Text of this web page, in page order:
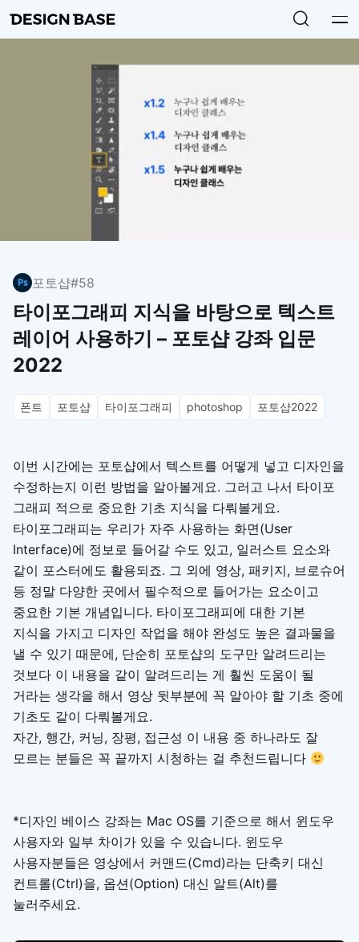
포토샵#58
타이포그래피 지식을 바탕으로 텍스트
레이어 사용하기 – 포토샵 강좌 입문
2022
폰트 포토샵 타이포그래피 photoshop 포토샵2022
이번 시간에는 포토샵에서 텍스트를 어떻게 넣고 디자인을
수정하는지 이런 방법을 알아볼게요. 그러고 나서 타이포
그래피 적으로 중요한 기초 지식을 다뤄볼게요.
타이포그래피는 우리가 자주 사용하는 화면(User
Interface)에 정보로 들어갈 수도 있고, 일러스트 요소와
같이 포스터에도 활용되죠. 그 외에 영상, 패키지, 브로슈어
등 정말 다양한 곳에서 필수적으로 들어가는 요소이고
중요한 기본 개념입니다. 타이포그래피에 대한 기본
지식을 가지고 디자인 작업을 해야 완성도 높은 결과물을
낼 수 있기 때문에, 단순히 포토샵의 도구만 알려드리는
것보다 이 내용을 같이 알려드리는 게 훨씬 도움이 될
거라는 생각을 해서 영상 뒷부분에 꼭 알아야 할 기초 중에
기초도 같이 다뤄볼게요.
자간, 행간, 커닝, 장평, 접근성 이 내용 중 하나라도 잘
모르는 분들은 꼭 끝까지 시청하는 걸 추천드립니다
*디자인 베이스 강좌는 Mac OS를 기준으로 해서 윈도우
사용자와 일부 차이가 있을 수 있습니다. 윈도우
사용자분들은 영상에서 커맨드(Cmd)라는 단축키 대신
컨트롤(Ctrl)을, 옵션(Option) 대신 알트(Alt)를
눌러주세요.